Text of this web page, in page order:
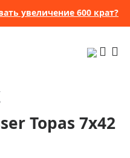
увеличение 600 крат?
Topas 7x42